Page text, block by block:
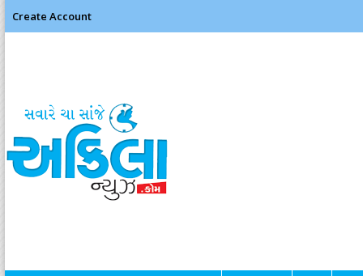
Create Account